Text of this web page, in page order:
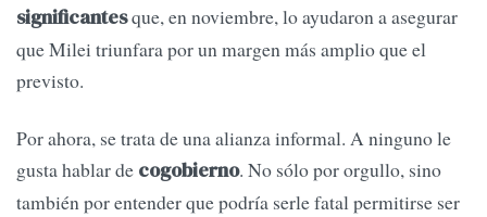
significantesque, en noviembre, lo ayudaron a asegurar
que Milei triunfara por un margen más amplio que el
previsto.
Por ahora, se trata de una alianza informal. A ninguno le
gusta hablar de cogobierno. No sólo por orgullo, sino
también por entender que podría serle fatal permitirse ser